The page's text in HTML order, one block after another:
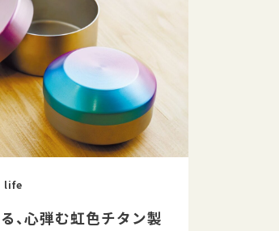
life
、心弾む虹色チタン製